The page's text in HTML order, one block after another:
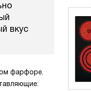
вкус
фарфоре.